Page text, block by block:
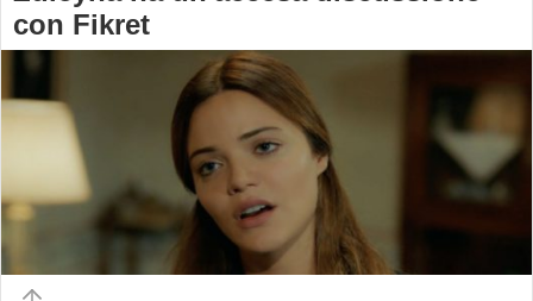
con Fikret